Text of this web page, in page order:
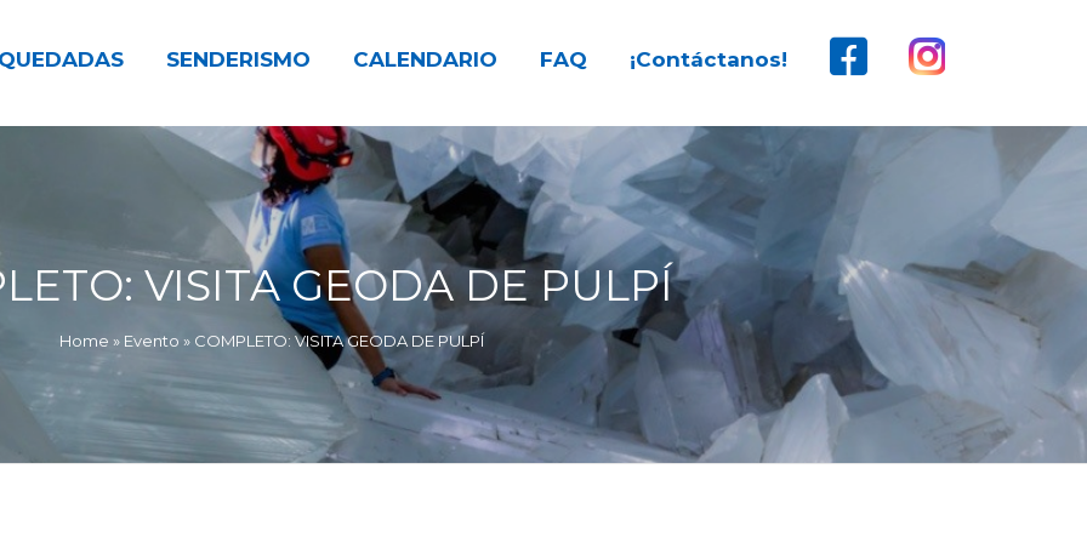
QUEDADAS SENDERISMO CALENDARIO FAQ ¡Contáctanos!
VISITA GEODA DE PULPÍ
Home » Evento » COMPLETO: VISITA GEODA DE PULPÍ